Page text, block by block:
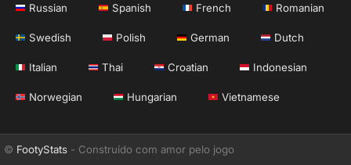
Russian Spanish French Romanian
Swedish Polish German Dutch
Italian Thai Croatian Indonesian
Norwegian Hungarian Vietnamese
© FootyStats - Construído com amor pelo jogo